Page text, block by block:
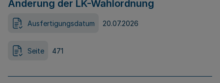
Änderung der LK-Wahlordnung
Ausfertigungsdatum 20.07.2026
Seite 471